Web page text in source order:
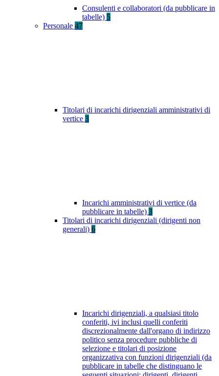
Consulenti e collaboratori (da pubblicare in
tabelle) 5
Personale 47
Titolari di incarichi dirigenziali amministrativi di
vertice 3
Incarichi amministrativi di vertice (da
pubblicare in tabelle) 3
Titolari di incarichi dirigenziali (dirigenti non
generali) 6
Incarichi dirigenziali, a qualsiasi titolo
conferiti, ivi inclusi quelli conferiti
discrezionalmente dall'organo di indirizzo
politico senza procedure pubbliche di
selezione e titolari di posizione
organizzativa con funzioni dirigenziali (da
pubblicare in tabelle che distinguano le